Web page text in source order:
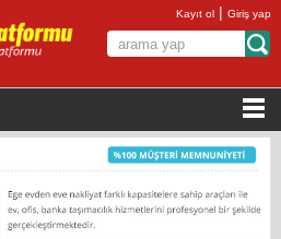
Kayıt ol |Giriş yap